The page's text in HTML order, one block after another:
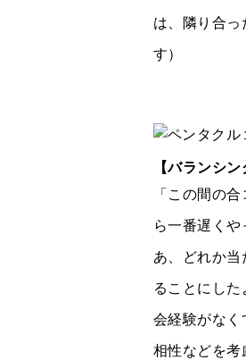
は、隣り合っ
す）
【バランシ
「この間の
ら一番遅く
あ、どれか
ることにし
会経験がなく
相性などを考